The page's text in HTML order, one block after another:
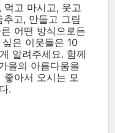
고 마시고, 웃고
고, 만들고 그림
어떤 방식으로든
은 이웃들은 10
알려주세요. 함께
을의 아름다움을
아서 오시는 모
.